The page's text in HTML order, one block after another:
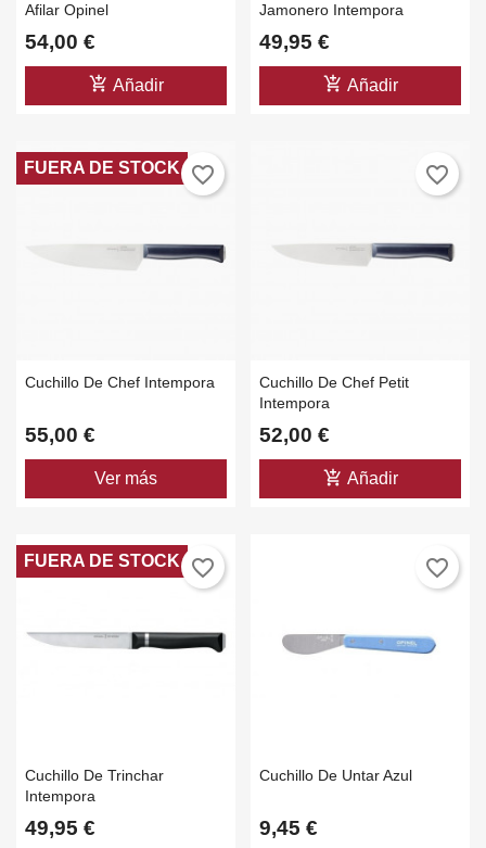
Afilar Opinel
54,00 €
add_shopping_cart Añadir
Jamonero Intempora
49,95 €
add_shopping_cart Añadir
Cuchillo De Chef Intempora
55,00 €
Ver más
FUERA DE STOCK favorite_border
Cuchillo De Chef Petit
Intempora
52,00 €
add_shopping_cart Añadir
favorite_border
Cuchillo De Trinchar
Intempora
49,95 €
FUERA DE STOCK favorite_border
Cuchillo De Untar Azul
9,45 €
favorite_border